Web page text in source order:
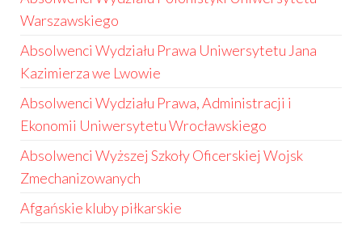
Warszawskiego
Absolwenci Wydziału Prawa Uniwersytetu Jana
Kazimierza we Lwowie
Absolwenci Wydziału Prawa, Administracji i
Ekonomii Uniwersytetu Wrocławskiego
Absolwenci Wyższej Szkoły Oficerskiej Wojsk
Zmechanizowanych
Afgańskie kluby piłkarskie